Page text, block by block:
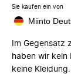
Sie kaufen ein von
Miinto
Im Gegensatz
haben wir kein
keine